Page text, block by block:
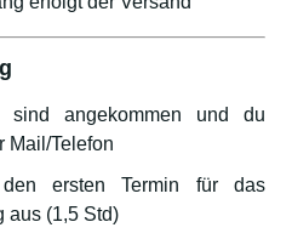
sind angekommen und du
Mail/Telefon
ersten Termin für das
aus (1,5 Std)